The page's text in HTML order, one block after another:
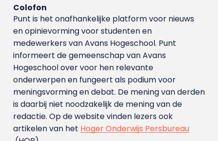
Colofon
Punt is het onafhankelijke platform voor nieuws
en opinievorming voor studenten en
medewerkers van Avans Hoge­school. Punt
informeert de gemeenschap van Avans
Hogeschool over voor hen relevante
onderwerpen en fungeert als podium voor
meningsvorming en debat. De mening van derden
is daarbij niet noodzakelijk de mening van de
redactie. Op de website vinden lezers ook
artikelen van het Hoger Onderwijs Persbureau